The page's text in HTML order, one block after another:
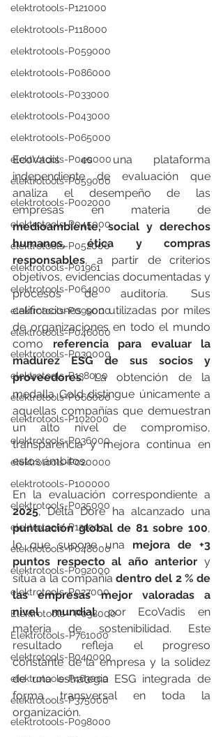
elektrotools-P121000
elektrotools-P118000
elektrotools-P059000
elektrotools-P086000
elektrotools-P033000
elektrotools-P043000
elektrotools-P065000
elektrotools-P040000
elektrotools-P059000
elektrotools-P002000
elektrotools-P045000
elektrotools-P052000
elektrotools-P01961
elektrotools-P064000
elektrotools-P099000
elektrotools-P046000
elektrotools-P030000
elektrotools-P138000
elektrotools-P066000
elektrotools-P102000
elektrotools-P036000
elektrotools-P020000
elektrotools-P100000
elektrotools-P035000
elektrotools-P131000
elektrotools-P048000
elektrotools-P092000
elektrotools-P027000
Elektrotools - P038000
Elektrotools-P761000
elektrotools-P040000
elektrotools-P463000
elektrotools-P375000
elektrotools-P098000
EcoVadis es una plataforma
independiente de evaluación que
analiza el desempeño de las
medioambiente, social y derechos
humanos, ética y compras
responsables, a partir de criterios
objetivos, evidencias documentadas y
procesos de auditoría. Sus
calificaciones son utilizadas por miles
de organizaciones en todo el mundo
como referencia para evaluar la
madurez ESG de sus socios y
proveedores. La obtención de la
medalla Gold distingue únicamente a
aquellas compañías que demuestran
un alto nivel de compromiso,
transparencia y mejora continua en
estos ámbitos.
2025
puntuación global de 81 sobre 100,
lo que supone una mejora de +3
puntos respecto al año anterior y
sitúa a la compañía dentro del 2 % de
las empresas mejor valoradas a
nivel mundial por EcoVadis en
materia de sostenibilidad. Este
resultado refleja el progreso
constante de la empresa y la solidez
de una estrategia ESG integrada de
forma transversal en toda la
organización.